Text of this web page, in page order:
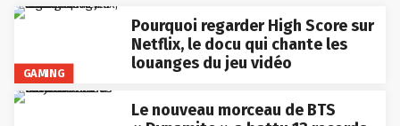
GAMING
Pourquoi regarder High Score sur
Netflix, le docu qui chante les
louanges du jeu vidéo
Le nouveau morceau de BTS